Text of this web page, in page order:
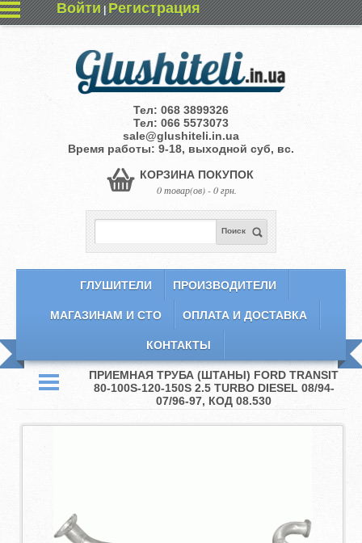
Войти|Регистрация
Тел: 068 3899326
Тел: 066 5573073
sale@glushiteli.in.ua
Время работы: 9-18, выходной суб, вс.
КОРЗИНА ПОКУПОК
0 товар(ов) - 0 грн.
Поиск
ГЛУШИТЕЛИ ПРОИЗВОДИТЕЛИ
МАГАЗИНАМ И СТО ОПЛАТА И ДОСТАВКА
КОНТАКТЫ
ПРИЕМНАЯ ТРУБА (ШТАНЫ) FORD TRANSIT
80-100S-120-150S 2.5 TURBO DIESEL 08/94-
07/96-97, КОД 08.530